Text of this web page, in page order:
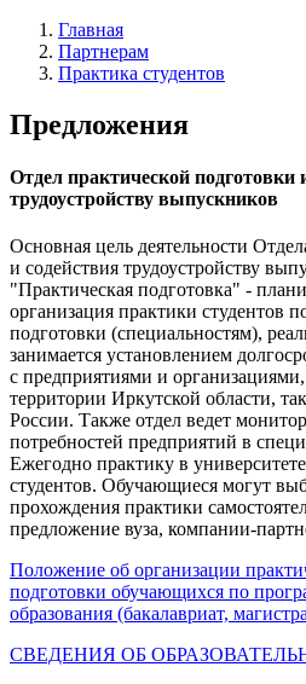
Главная
Партнерам
Практика студентов
Предложения
Отдел практической подготовки
трудоустройству выпускников
Основная цель деятельности
и содействия трудоустройству
"Практическая подготовка" -
организация практики студентов
подготовки (специальностям),
занимается установлением
с предприятиями и
территории Иркутской области,
России. Также отдел ведет
потребностей предприятий в
Ежегодно практику в
студентов. Обучающиеся могут
прохождения практики
предложение вуза, компании-
Положение об организации
подготовки обучающихся по
образования (бакалавриат,
СВЕДЕНИЯ ОБ